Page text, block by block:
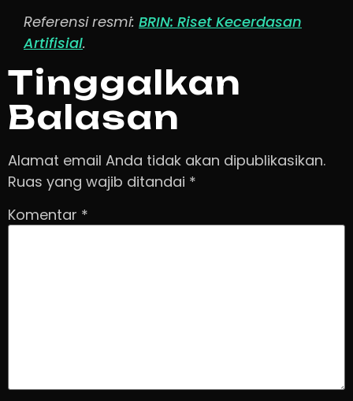
Referensi resmi: BRIN: Riset Kecerdasan
Artifisial.
Tinggalkan
Balasan
Alamat email Anda tidak akan dipublikasikan.
Ruas yang wajib ditandai *
Komentar *